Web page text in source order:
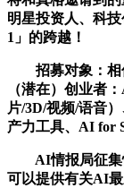
明星投资人、科
1」的跨越！
招募对象：相
（潜在）创业者
片/3D/视频/语音
产力工具、AI for
AI情报局征集
可以提供有关AI